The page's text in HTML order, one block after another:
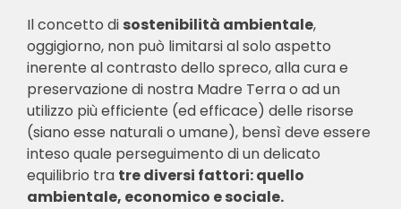
Il concetto di sostenibilità ambientale,
oggigiorno, non può limitarsi al solo aspetto
inerente al contrasto dello spreco, alla cura e
preservazione di nostra Madre Terra o ad un
utilizzo più efficiente (ed efficace) delle risorse
(siano esse naturali o umane), bensì deve essere
inteso quale perseguimento di un delicato
equilibrio tra tre diversi fattori: quello
ambientale, economico e sociale.